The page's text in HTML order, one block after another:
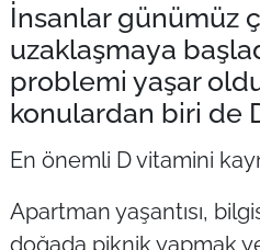
İnsanlar günümüz
uzaklaşmaya
problemi yaşar
konulardan biri de
En önemli D vitamini
Apartman yaşantısı,
doğada piknik yapmak